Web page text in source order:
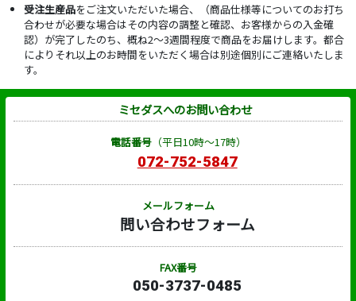
受注生産品をご注文いただいた場合、（商品仕様等についてのお打ち
合わせが必要な場合はその内容の調整と確認、お客様からの入金確
認）が完了したのち、概ね2～3週間程度で商品をお届けします。都合
によりそれ以上のお時間をいただく場合は別途個別にご連絡いたしま
す。
ミセダスへのお問い合わせ
電話番号（平日10時～17時）
072-752-5847
メールフォーム
問い合わせフォーム
FAX番号
050-3737-0485